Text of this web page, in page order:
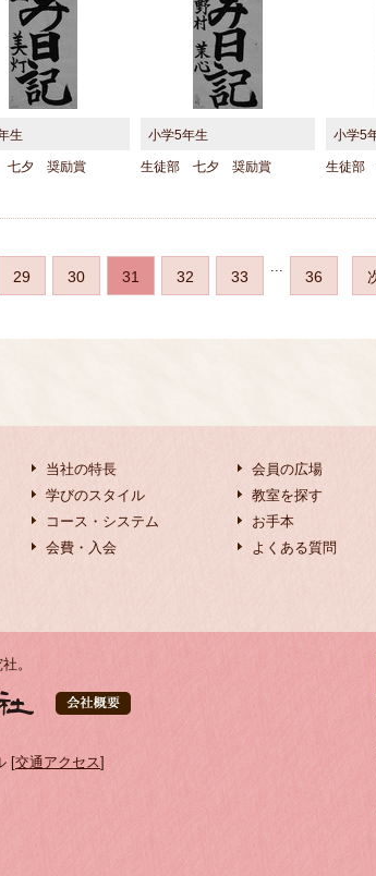
生
七夕 奨励賞
小学5年生
生徒部 七夕 奨励賞
小学5
生徒部
29 30 31 32 33
...
36
当社の特長
学びのスタイル
コース・システム
会費・入会
会員の広場
教室を探す
お手本
よくある質問
。
[交通アクセス]